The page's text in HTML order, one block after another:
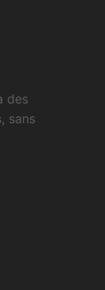
des
sans